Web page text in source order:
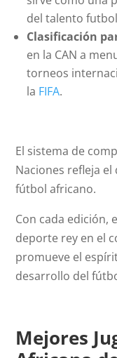
del talento
Clasificación
en la CAN a
torneos
la FIFA.
El sistema de
Naciones refleja
fútbol africano.
Con cada edición,
deporte rey en el
promueve el
desarrollo del
Mejores